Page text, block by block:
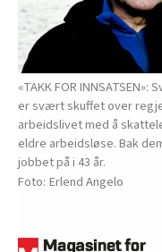
«TAKK FOR
er svært skuffet over
arbeidslivet med å
eldre arbeidsløse. Bak
jobbet på i 43 år.
Erlend Angelo